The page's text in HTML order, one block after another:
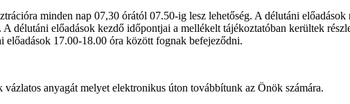
minden nap 07,30 órától 07.50-ig lesz lehetőség. A délutáni
délutáni előadások kezdő időpontjai a mellékelt tájékoztatóban kerültek
előadások 17.00-18.00 óra között fognak befejeződni.
anyagát melyet elektronikus úton továbbítunk az Önök számára.